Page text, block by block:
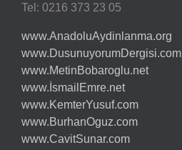
Tel: 0216 373 23 05
www.AnadoluAydinlanma.org
www.DusunuyorumDergisi.com
www.MetinBobaroglu.net
www.İsmailEmre.net
www.KemterYusuf.com
www.BurhanOguz.com
www.CavitSunar.com